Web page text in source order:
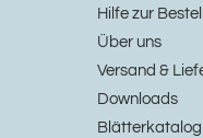
Hilfe zur
Über uns
Versand &
Downloads
Blätterkatalog